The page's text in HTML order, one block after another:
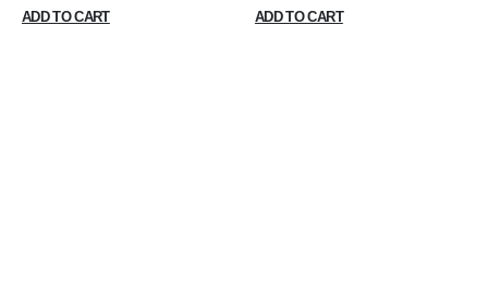
ADD TO CART ADD TO CART